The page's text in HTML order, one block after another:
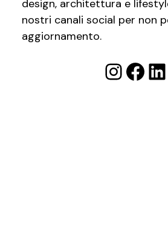
design, architettura e
nostri canali social per non
aggiornamento.